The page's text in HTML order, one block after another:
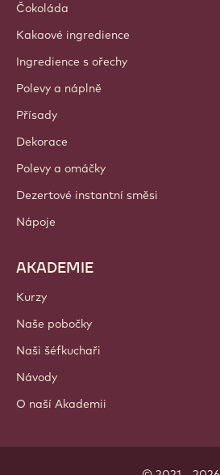
Čokoláda
Kakaové ingredience
Ingredience s ořechy
Polevy a náplně
Přísady
Dekorace
Polevy a omáčky
Dezertové instantní směsi
Nápoje
AKADEMIE
Kurzy
Naše pobočky
Naši šéfkuchaři
Návody
O naší Akademii